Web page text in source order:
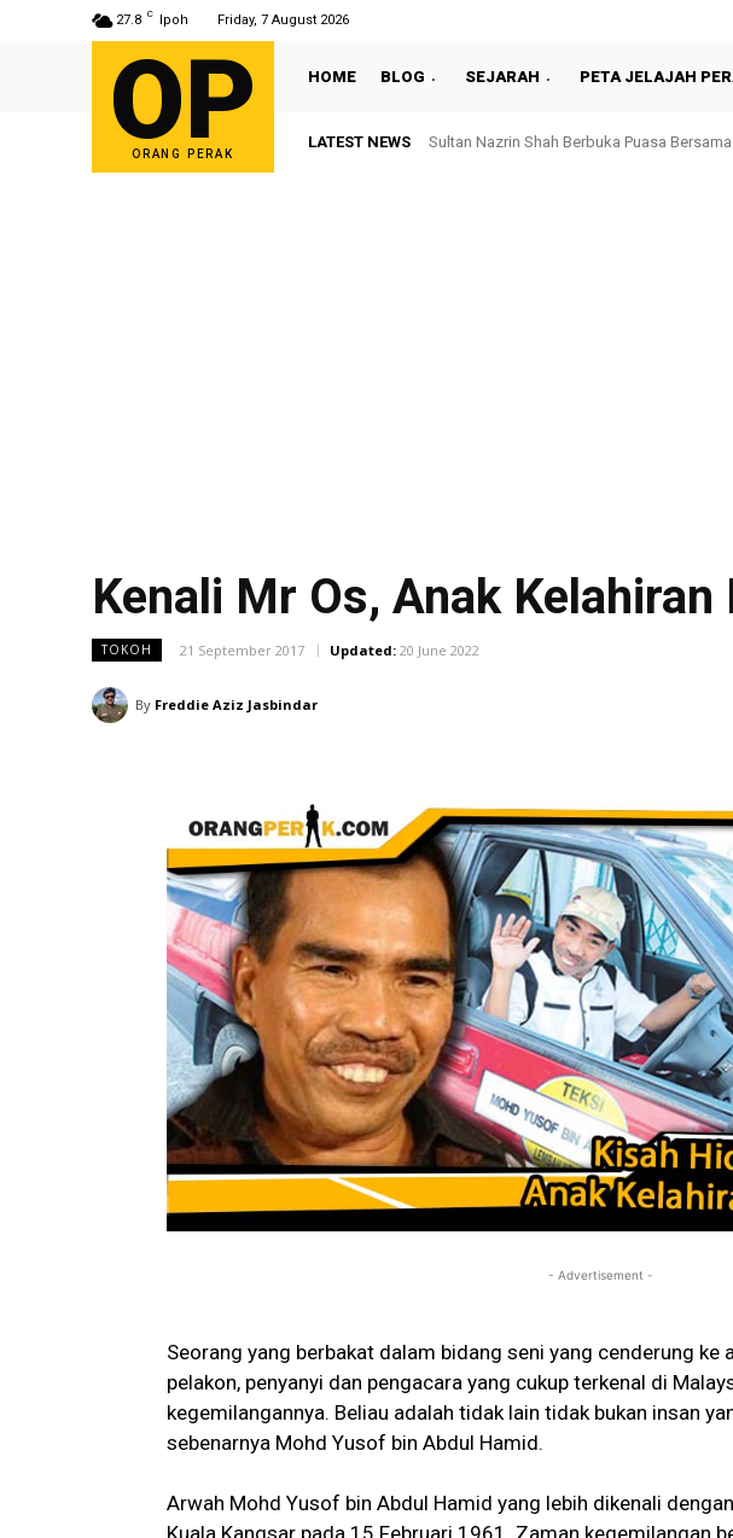
27.8 C Ipoh Friday, 7 August 2026
OP
ORANG PERAK
HOME BLOG SEJARAH PETA JELAJAH
LATEST NEWS Sultan Nazrin Shah Berbuka Puasa Bersama
Bekas ADUN Tronoh, Perak Kekal Ke
Kenali Mr Os, Anak Kelahiran
TOKOH 21 September 2017 Updated: 20 June 2022
By Freddie Aziz Jasbindar
- Advertisement -
Seorang yang berbakat dalam bidang seni yang cenderung ke
pelakon, penyanyi dan pengacara yang cukup terkenal di
kegemilangannya. Beliau adalah tidak lain tidak bukan insan
sebenarnya Mohd Yusof bin Abdul Hamid.
Arwah Mohd Yusof bin Abdul Hamid yang lebih dikenali